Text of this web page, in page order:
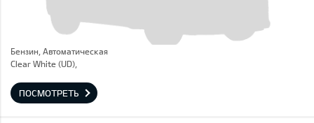
Бензин, Автоматическая
Clear White (UD),
ПОСМОТРЕТЬ